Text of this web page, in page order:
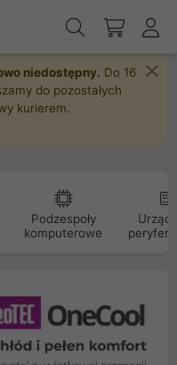
niedostępny. Do 16
do pozostałych
kurierem.
Podzespoły
komputerowe